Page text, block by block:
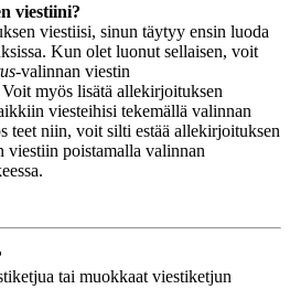
viestiini?
viestiisi, sinun täytyy ensin luoda
Kun olet luonut sellaisen, voit
-valinnan viestin
myös lisätä allekirjoituksen
viesteihisi tekemällä valinnan
teet niin, voit silti estää allekirjoituksen
viestiin poistamalla valinnan
tai muokkaat viestiketjun